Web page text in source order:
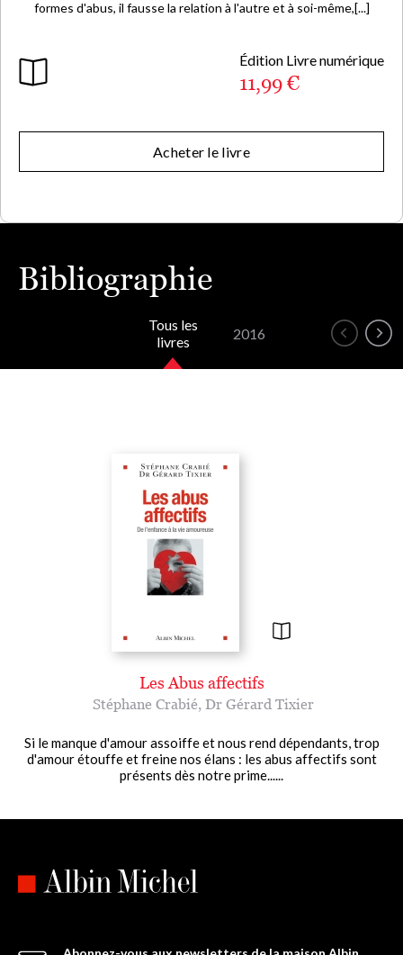
formes d'abus, il fausse la relation à l'autre et à soi-même,[...]
Édition Livre numérique
11,99 €
Acheter le livre
Bibliographie
Tous les
livres
2016
Les Abus affectifs
Stéphane Crabié, Dr Gérard Tixier
Si le manque d'amour assoiffe et nous rend dépendants, trop
d'amour étouffe et freine nos élans : les abus affectifs sont
présents dès notre prime......